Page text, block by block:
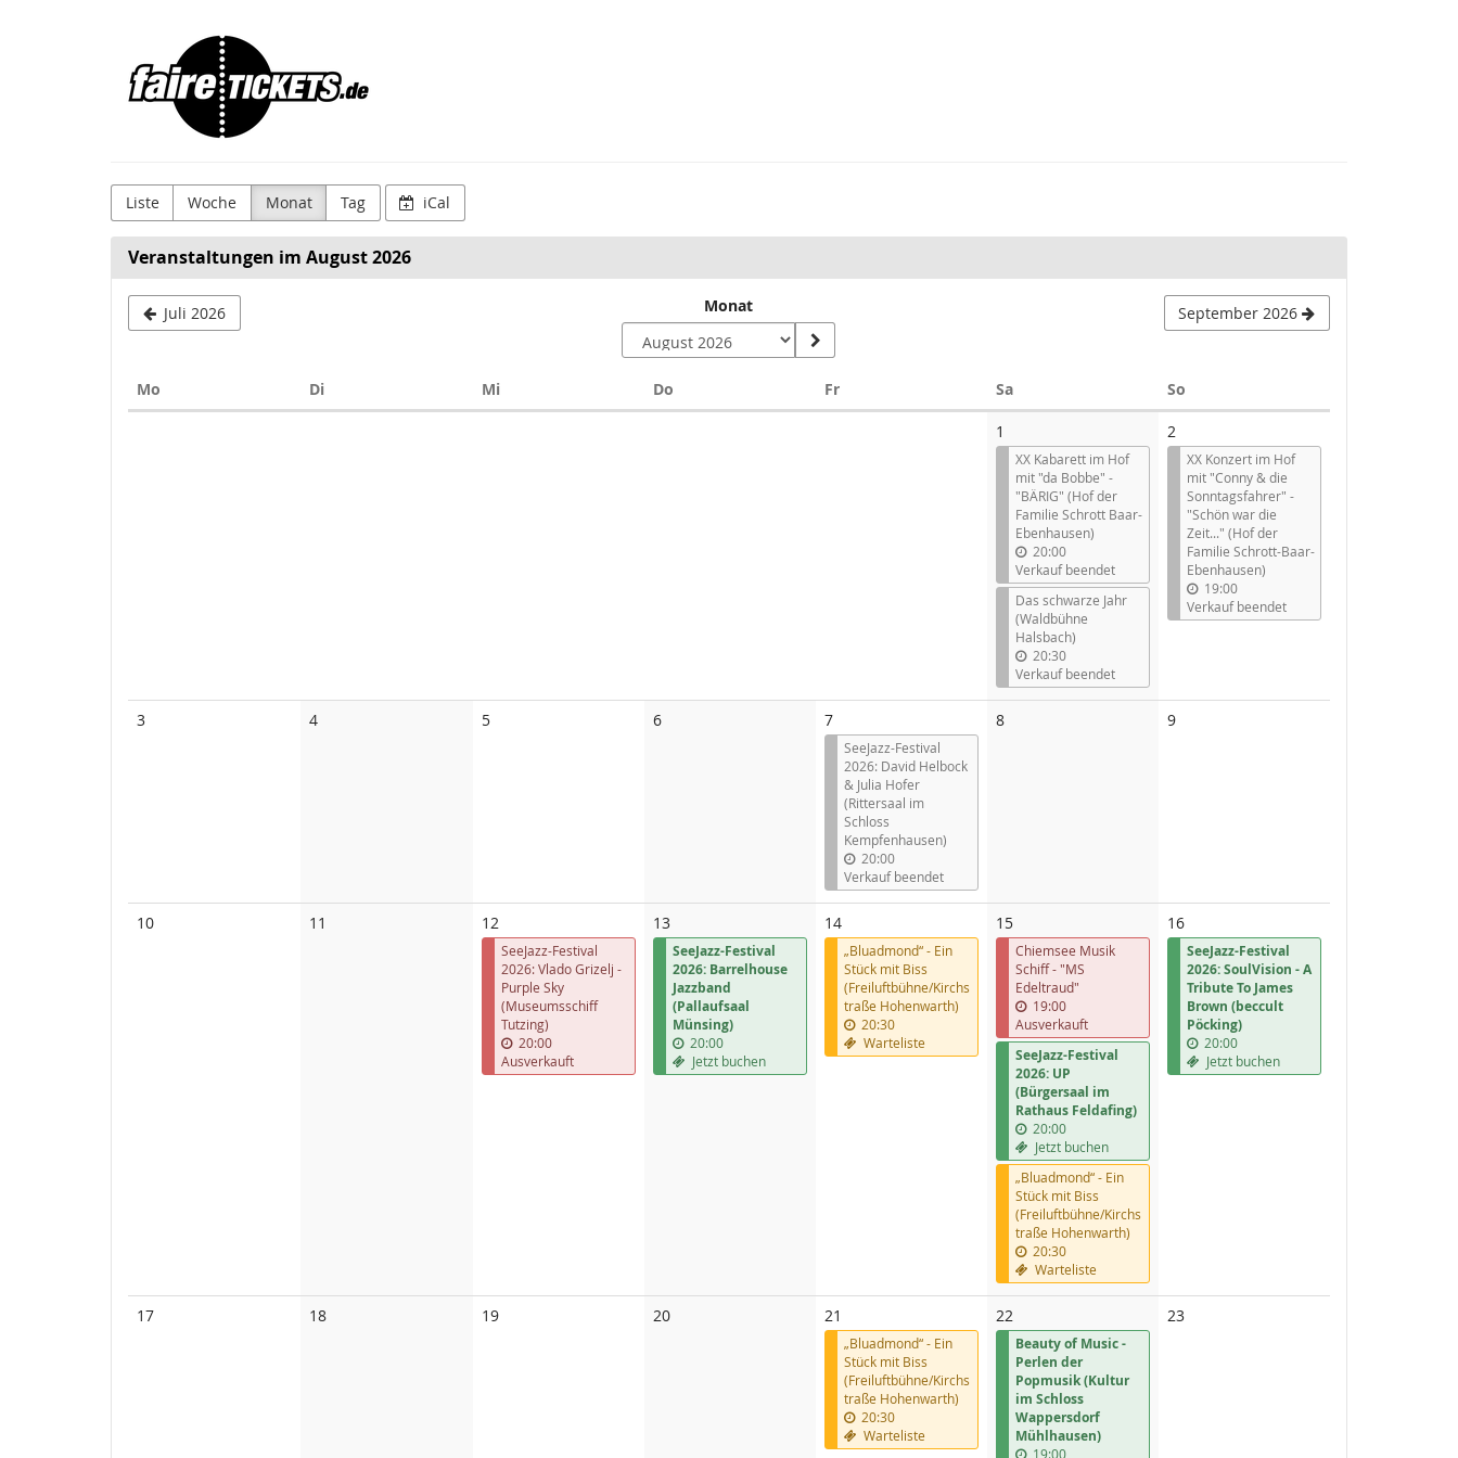
Faire
Tickets
Liste Woche Monat Tag iCal
Veranstaltungen im August 2026
Juli 2026 Monat September 2026
Mo DiDienstag MiMittwoch Do FrFreitag SaSamstag So
1
XX Kabarett im Hof
mit "da Bobbe" -
"BÄRIG" (Hof der
Familie Schrott Baar-
Ebenhausen)
20:00
Verkauf beendet
Das schwarze Jahr
(Waldbühne
Halsbach)
20:30
Verkauf beendet
2
XX Konzert im Hof
mit "Conny & die
Sonntagsfahrer" -
"Schön war die
Zeit..." (Hof der
Familie Schrott-Baar-
Ebenhausen)
19:00
Verkauf beendet
3Keine
4Keine
5Keine
6Keine
7
SeeJazz-Festival
2026: David Helbock
& Julia Hofer
(Rittersaal im
Schloss
Kempfenhausen)
20:00
Verkauf beendet
8Keine
9Keine
10Keine
11 12
SeeJazz-Festival
2026: Vlado Grizelj -
Purple Sky
(Museumsschiff
Tutzing)
20:00
Ausverkauft
13
SeeJazz-Festival
2026: Barrelhouse
Jazzband
(Pallaufsaal
Münsing)
20:00
Jetzt buchen
14
„Bluadmond“ - Ein
Stück mit Biss
(Freiluftbühne/Kirchs
traße Hohenwarth)
20:30
Warteliste
15
Chiemsee Musik
Schiff - "MS
Edeltraud"
19:00
Ausverkauft
SeeJazz-Festival
2026: UP
(Bürgersaal im
Rathaus Feldafing)
20:00
Jetzt buchen
„Bluadmond“ - Ein
Stück mit Biss
(Freiluftbühne/Kirchs
traße Hohenwarth)
20:30
Warteliste
16
SeeJazz-Festival
2026: SoulVision - A
Tribute To James
Brown (beccult
Pöcking)
20:00
Jetzt buchen
17Keine
18Keine
19Keine
20Keine
21
„Bluadmond“ - Ein
Stück mit Biss
(Freiluftbühne/Kirchs
traße Hohenwarth)
20:30
Warteliste
22
Beauty of Music -
Perlen der
Popmusik (Kultur
im Schloss
Wappersdorf
Mühlhausen)
19:00
23Keine